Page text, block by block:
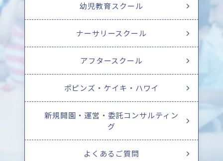
幼児教育スクール
ナーサリースクール
アフタースクール
ポピンズ・ケイキ・ハワイ
新規開園・運営・委託コンサルティン
グ
よくあるご質問